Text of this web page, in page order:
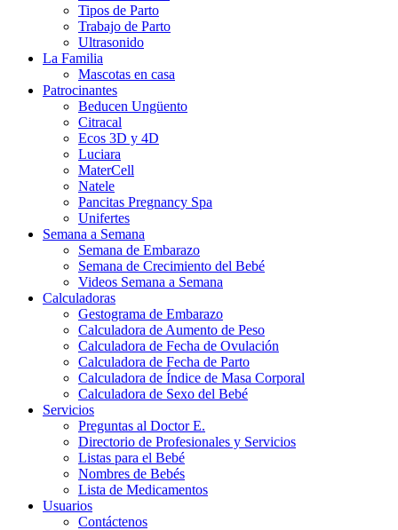
Tipos de Parto
Trabajo de Parto
Ultrasonido
La Familia
Mascotas en casa
Patrocinantes
Beducen Ungüento
Citracal
Ecos 3D y 4D
Luciara
MaterCell
Natele
Pancitas Pregnancy Spa
Unifertes
Semana a Semana
Semana de Embarazo
Semana de Crecimiento del Bebé
Videos Semana a Semana
Calculadoras
Gestograma de Embarazo
Calculadora de Aumento de Peso
Calculadora de Fecha de Ovulación
Calculadora de Fecha de Parto
Calculadora de Índice de Masa Corporal
Calculadora de Sexo del Bebé
Servicios
Preguntas al Doctor E.
Directorio de Profesionales y Servicios
Listas para el Bebé
Nombres de Bebés
Lista de Medicamentos
Usuarios
Contáctenos